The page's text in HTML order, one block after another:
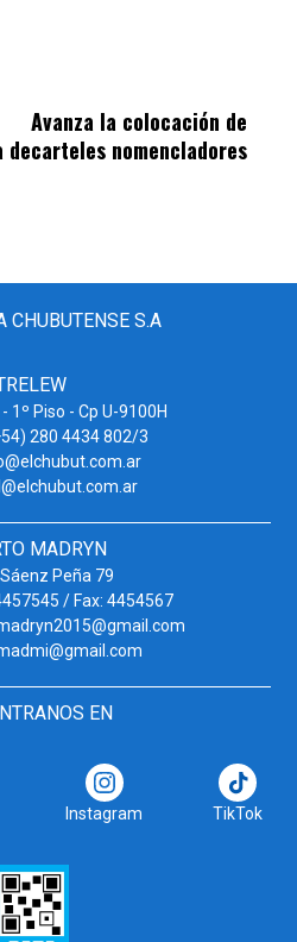
de
Avanza la colocación de
carteles nomencladores
CHUBUTENSE S.A
1º Piso - Cp U-9100H
280 4434 802/3
MADRYN
Peña 79
/ Fax: 4454567
EN
Instagram TikTok